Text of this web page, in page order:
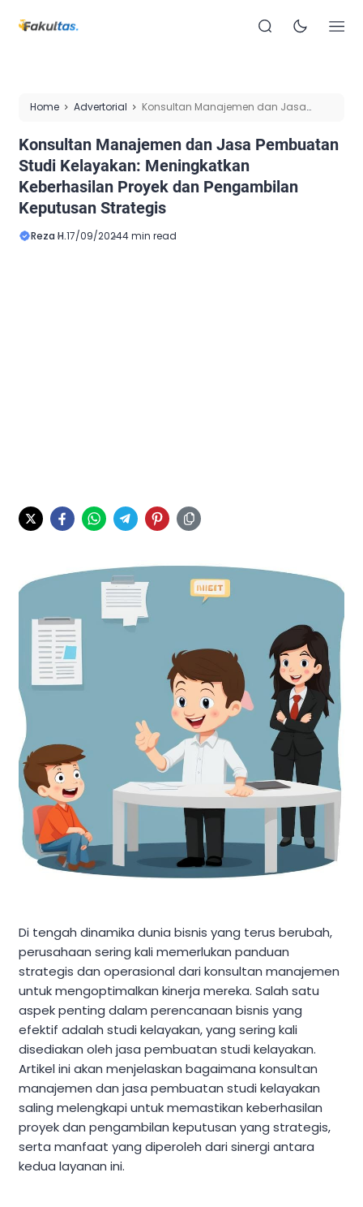
Home Advertorial
Konsultan Manajemen dan Jasa
Proyek dan Pengambilan Keputusan Strategis
Konsultan Manajemen dan Jasa Pembuatan
Studi Kelayakan: Meningkatkan
Keberhasilan Proyek dan Pengambilan
Keputusan Strategis
Reza H.17/09/20244 min read
Di tengah dinamika dunia bisnis yang terus berubah,
perusahaan sering kali memerlukan panduan
strategis dan operasional dari konsultan manajemen
untuk mengoptimalkan kinerja mereka. Salah satu
aspek penting dalam perencanaan bisnis yang
efektif adalah studi kelayakan, yang sering kali
disediakan oleh jasa pembuatan studi kelayakan.
Artikel ini akan menjelaskan bagaimana konsultan
manajemen dan jasa pembuatan studi kelayakan
saling melengkapi untuk memastikan keberhasilan
proyek dan pengambilan keputusan yang strategis,
serta manfaat yang diperoleh dari sinergi antara
kedua layanan ini.